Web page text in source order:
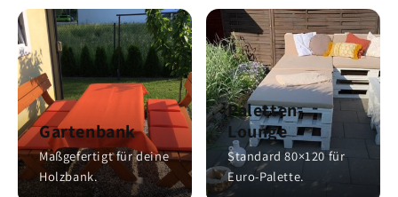
Gartenbank
Maßgefertigt für deine
Holzbank.
Paletten-
Lounge
Standard 80×120 für
Euro-Palette.